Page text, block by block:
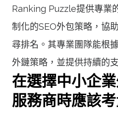
Ranking Puzzle提供專業
制化的SEO外包策略，協
尋排名。其專業團隊能根
外鏈策略，並提供持續的
在選擇中小企
服務商時應該